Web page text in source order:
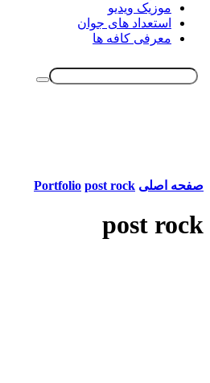
موزیک ویدیو
استعداد های جوان
معرفی کافه ها
صفحه اصلی Portfolio post rock
post rock